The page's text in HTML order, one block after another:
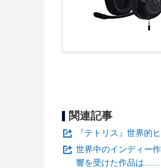
関連記事
『テトリス』世界的
世界中のインディー
響を受けた作品は……